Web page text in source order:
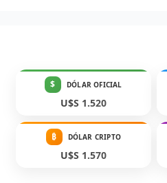
$ DÓLAR OFICIAL
U$S 1.520
₿ DÓLAR CRIPTO
U$S 1.570